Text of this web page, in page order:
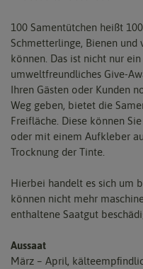
100 Samentütchen heißt
Schmetterlinge, Bienen
können. Das ist nicht nur
umweltfreundliches Give-
Ihren Gästen oder Kunden
Weg geben, bietet die
Freifläche. Diese können
oder mit einem Aufkleber
Trocknung der Tinte.
Hierbei handelt es sich um
können nicht mehr
enthaltene Saatgut
Aussaat
März – April,